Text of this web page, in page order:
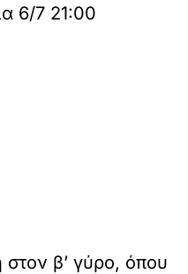
6/7 21:00
στον β’ γύρο, όπου